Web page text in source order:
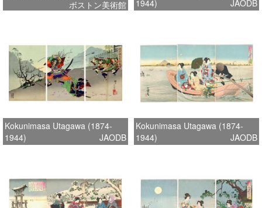
ボストン美術館
1944)
JAODB
Kokunimasa Utagawa (1874-
1944)
JAODB
Kokunimasa Utagawa (1874-
1944)
JAODB